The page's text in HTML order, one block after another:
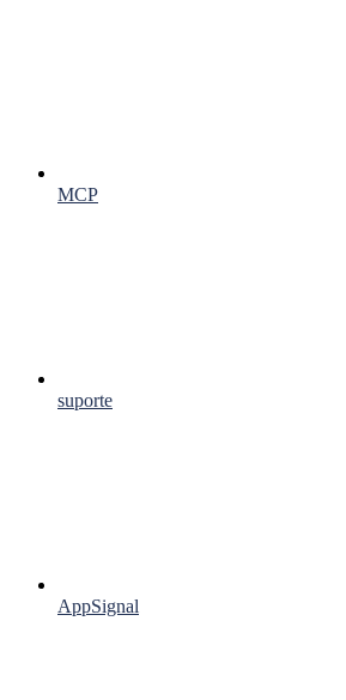
MCP
suporte
AppSignal